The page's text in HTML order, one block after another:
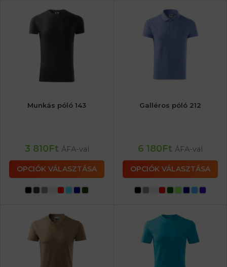
Munkás póló 143
3 810Ft ÁFA-val
OPCIÓK VÁLASZTÁSA
Galléros póló 212
6 180Ft ÁFA-val
OPCIÓK VÁLASZTÁSA